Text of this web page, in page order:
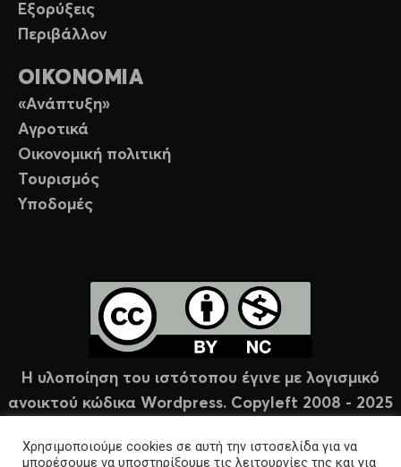
Εξορύξεις
Περιβάλλον
ΟΙΚΟΝΟΜΙΑ
«Ανάπτυξη»
Αγροτικά
Οικονομική πολιτική
Τουρισμός
Υποδομές
Η υλοποίηση του ιστότοπου έγινε με λογισμικό
ανοικτού κώδικα Wordpress. Copyleft 2008 - 2025
Χρησιμοποιούμε cookies σε αυτή την ιστοσελίδα για να
μπορέσουμε να υποστηρίξουμε τις λειτουργίες της και για